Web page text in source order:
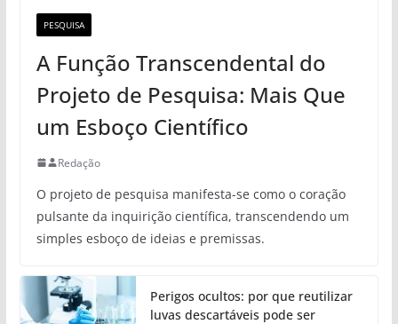
PESQUISA
A Função Transcendental do
Projeto de Pesquisa: Mais Que
um Esboço Científico
Redação
O projeto de pesquisa manifesta-se como o coração
pulsante da inquirição científica, transcendendo um
simples esboço de ideias e premissas.
Perigos ocultos: por que reutilizar
luvas descartáveis pode ser